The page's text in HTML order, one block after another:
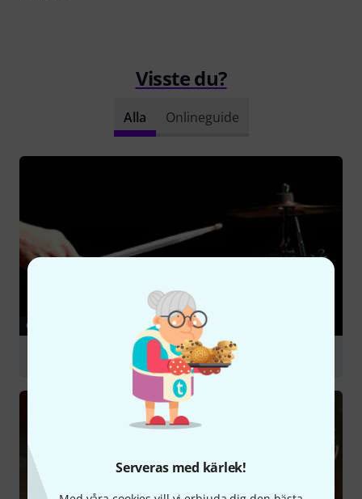
Serveras med kärlek!
Visste du?
Alla Onlineguide
GUIDE
Percussion for Drum Sets